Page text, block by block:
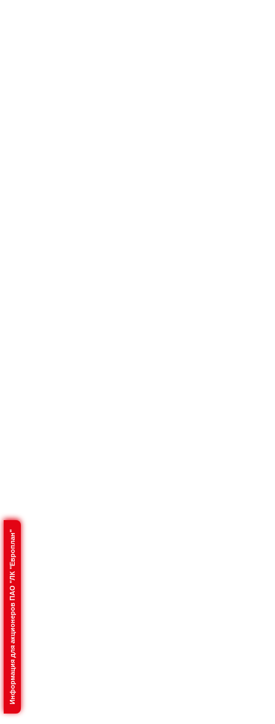
Информация для акционеров ПАО "ЛК "Европлан"